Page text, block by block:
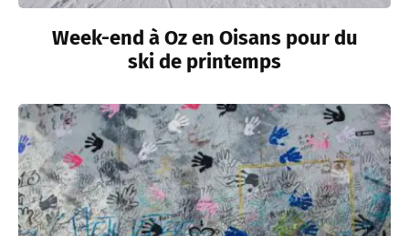
Week-end à Oz en Oisans pour du
ski de printemps